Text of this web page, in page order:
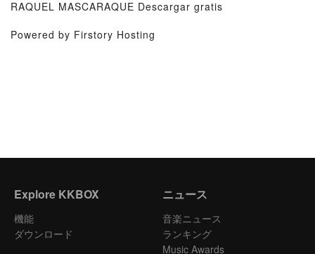
RAQUEL MASCARAQUE Descargar gratis
Powered by Firstory Hosting
Explore KKBOX
機能
ダウンロード
ニュース
音楽ニュース
ランキング
Music Awards